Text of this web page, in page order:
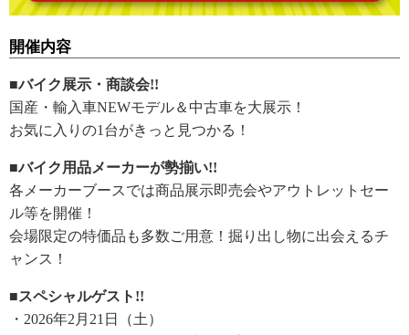
開催内容
■バイク展示・商談会!!
​国産・輸入車NEWモデル＆中古車を大展示！
お気に入りの1台がきっと見つかる！
■バイク用品メーカーが勢揃い!!
各メーカーブースでは商品展示即売会やアウトレットセー
ル等を開催！
会場限定の特価品も多数ご用意！掘り出し物に出会えるチ
ャンス！
■スペシャルゲスト!!
・2026年2月21日（土）